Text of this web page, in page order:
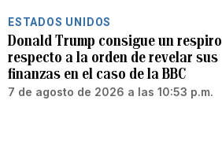
ESTADOS UNIDOS
Donald Trump consigue un respiro
respecto a la orden de revelar sus
finanzas en el caso de la BBC
7 de agosto de 2026 a las 10:53 p.m.